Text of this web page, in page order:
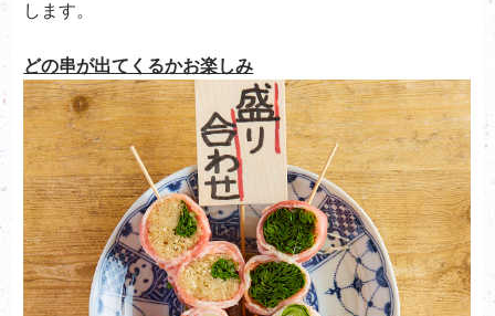
します。
どの串が出てくるかお楽しみ